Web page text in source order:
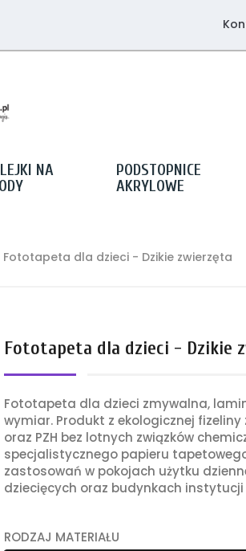
NA
PODSTOPNICE
AKRYLOWE
Fototapeta dla dzieci - Dzikie zwierzęta
Fototapeta dla dzieci - Dzikie
Fototapeta dla dzieci zmywalna,
wymiar. Produkt z ekologicznej fizeliny
oraz PZH bez lotnych związków
specjalistycznego papieru
zastosowań w pokojach użytku
dziecięcych oraz budynkach
RODZAJ MATERIAŁU